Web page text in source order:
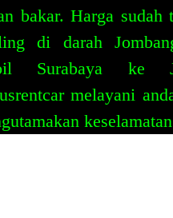
bakar. Harga sudah
di darah
Surabaya ke
melayani